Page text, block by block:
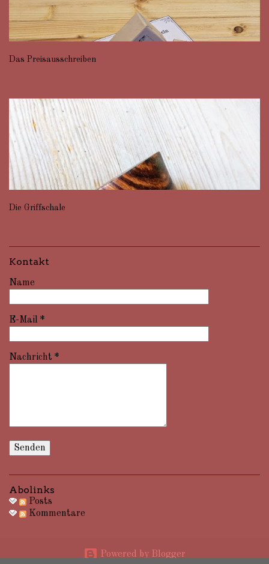
Das Preisausschreiben
Die Griffschale
Kontakt
Name
E-Mail *
Nachricht *
Abolinks
Posts
Kommentare
Powered by Blogger